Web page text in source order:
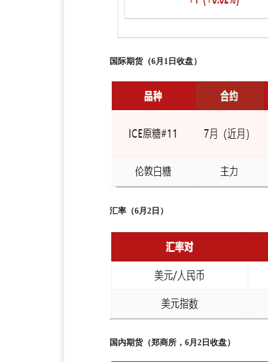
国际期货（6月1日收盘）
汇率（6月2日）
国内期货（郑商所，6月2日收盘）